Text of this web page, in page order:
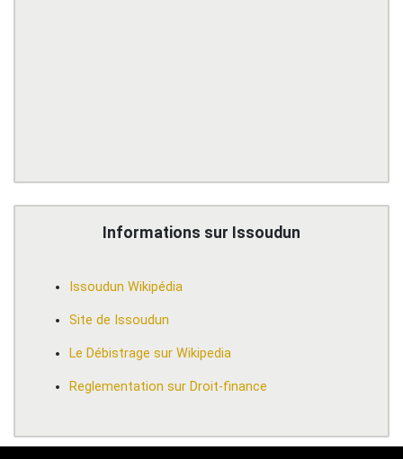
Informations sur Issoudun
Issoudun Wikipédia
Site de Issoudun
Le Débistrage sur Wikipedia
Reglementation sur Droit-finance